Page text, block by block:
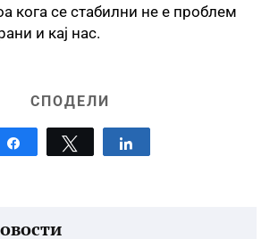
кога се стабилни не е проблем
и кај нас.
СПОДЕЛИ
Share Tweet